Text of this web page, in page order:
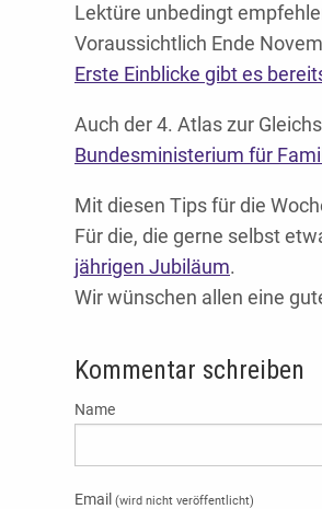
Lektüre unbedingt
Voraussichtlich Ende
Erste Einblicke gibt es
Auch der 4. Atlas zur
Bundesministerium für
Mit diesen Tips für die
Für die, die gerne selbst
jährigen Jubiläum.
Wir wünschen allen eine
Kommentar schreiben
Name
Email (wird nicht veröffentlicht)